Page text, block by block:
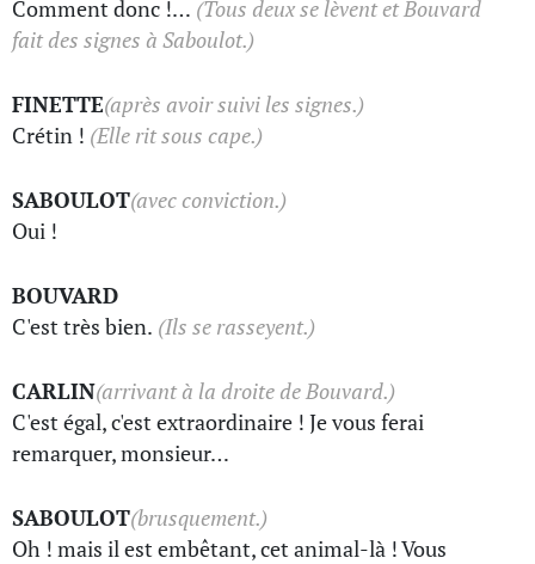
Comment donc !… (Tous deux se lèvent et Bouvard
fait des signes à Saboulot.)
FINETTE(après avoir suivi les signes.)
Crétin ! (Elle rit sous cape.)
SABOULOT(avec conviction.)
Oui !
BOUVARD
C'est très bien. (Ils se rasseyent.)
CARLIN(arrivant à la droite de Bouvard.)
C'est égal, c'est extraordinaire ! Je vous ferai
remarquer, monsieur…
SABOULOT(brusquement.)
Oh ! mais il est embêtant, cet animal-là ! Vous